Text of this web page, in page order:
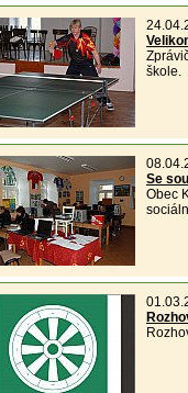
škole.
Se
Obec